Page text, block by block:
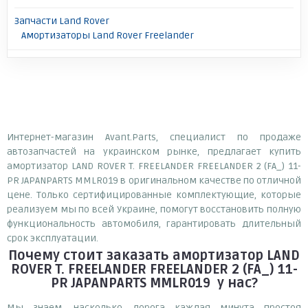
Запчасти Land Rover
Амортизаторы Land Rover Freelander
Интернет-магазин Avant.Parts, специалист по продаже
автозапчастей на украинском рынке, предлагает купить
амортизатор LAND ROVER T. FREELANDER FREELANDER 2 (FA_) 11-
PR JAPANPARTS MMLR019 в оригинальном качестве по отличной
цене. Только сертифицированные комплектующие, которые
реализуем мы по всей Украине, помогут восстановить полную
функциональность автомобиля, гарантировать длительный
срок эксплуатации.
Почему стоит заказать амортизатор LAND
ROVER T. FREELANDER FREELANDER 2 (FA_) 11-
PR JAPANPARTS MMLR019 у нас?